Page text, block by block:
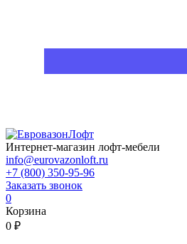
Интернет-магазин лофт-мебели
info@eurovazonloft.ru
+7 (800) 350-95-96
Заказать звонок
0
Корзина
0 ₽